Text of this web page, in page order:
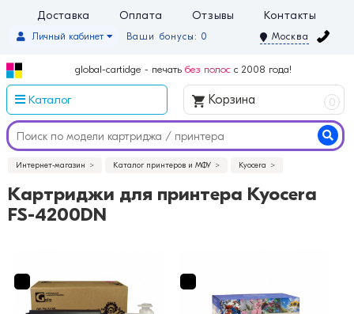
Доставка Оплата Отзывы Контакты
Ваши бонусы: 0
Личный кабинет Москва
global-cartidge - печать без полос с 2008 года!
Каталог Корзина 0
Интернет-магазин Каталог принтеров и МФУ Kyocera
Картриджи для принтера Kyocera
FS-4200DN